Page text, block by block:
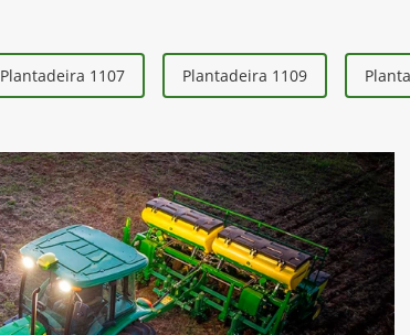
Plantadeira 1107 Plantadeira 1109